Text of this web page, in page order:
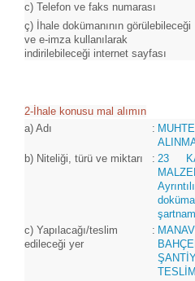
c) Telefon ve faks numarası
ç) İhale dokümanının görülebileceği
ve e-imza kullanılarak
indirilebileceği internet sayfası
2-İhale konusu mal alımın
a) Adı :
b) Niteliği, türü ve miktarı : 23
c) Yapılacağı/teslim
edileceği yer
: